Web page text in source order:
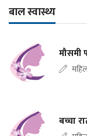
बाल स्वास्थ्य
मौसमी
बच्चा